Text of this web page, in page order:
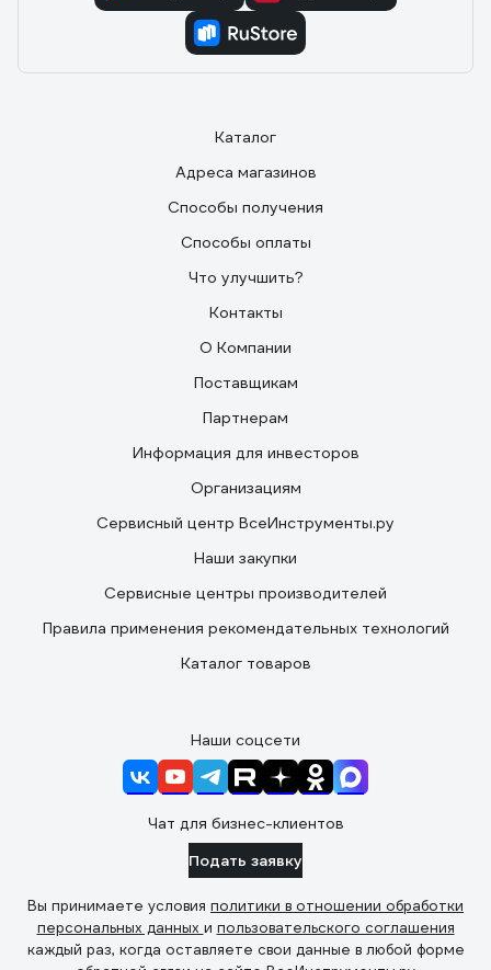
Каталог
Адреса магазинов
Способы получения
Способы оплаты
Что улучшить?
Контакты
О Компании
Поставщикам
Партнерам
Информация для инвесторов
Организациям
Сервисный центр ВсеИнструменты.ру
Наши закупки
Сервисные центры производителей
Правила применения рекомендательных технологий
Каталог товаров
Наши соцсети
Чат для бизнес-клиентов
Подать заявку
Вы принимаете условия политики в отношении обработки
персональных данных и пользовательского соглашения
каждый раз, когда оставляете свои данные в любой форме